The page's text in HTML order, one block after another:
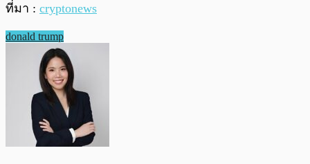
ที่มา : cryptonews
donald trump